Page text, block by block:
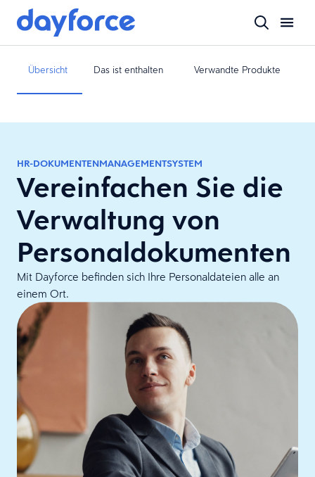
Übersicht Das ist enthalten Verwandte Produkte
HR-DOKUMENTENMANAGEMENTSYSTEM
Vereinfachen Sie die
Verwaltung von
Personaldokumenten
Mit Dayforce befinden sich Ihre Personaldateien alle an
einem Ort.